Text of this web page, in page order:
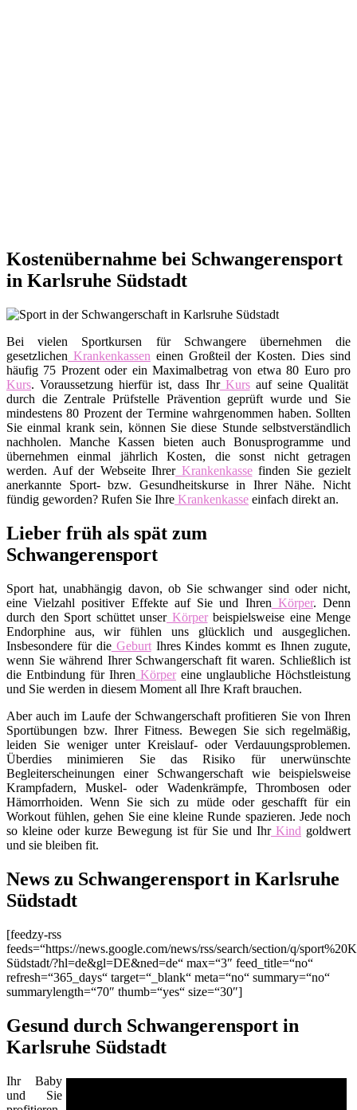
Kostenübernahme bei Schwangerensport
in Karlsruhe Südstadt
Bei vielen Sportkursen für Schwangere übernehmen die
gesetzlichen Krankenkassen einen Großteil der Kosten. Dies sind
häufig 75 Prozent oder ein Maximalbetrag von etwa 80 Euro pro
Kurs. Voraussetzung hierfür ist, dass IhrKursauf seine Qualität
durch die Zentrale Prüfstelle Prävention geprüft wurde und Sie
mindestens 80 Prozent der Termine wahrgenommen haben. Sollten
Sie einmal krank sein, können Sie diese Stunde selbstverständlich
nachholen. Manche Kassen bieten auch Bonusprogramme und
übernehmen einmal jährlich Kosten, die sonst nicht getragen
werden. Auf der Webseite IhrerKrankenkassefinden Sie gezielt
anerkannte Sport- bzw. Gesundheitskurse in Ihrer Nähe. Nicht
fündig geworden? Rufen Sie Ihre Krankenkasse einfach direkt an.
Lieber früh als spät zum
Schwangerensport
Sport hat, unabhängig davon, ob Sie schwanger sind oder nicht,
eine Vielzahl positiver Effekte auf Sie und Ihren Körper. Denn
durch den Sport schüttet unserKörperbeispielsweise eine Menge
Endorphine aus, wir fühlen uns glücklich und ausgeglichen.
Insbesondere für dieGeburtIhres Kindes kommt es Ihnen zugute,
wenn Sie während Ihrer Schwangerschaft fit waren. Schließlich ist
die Entbindung für Ihren Körpereine unglaubliche Höchstleistung
und Sie werden in diesem Moment all Ihre Kraft brauchen.
Aber auch im Laufe der Schwangerschaft profitieren Sie von Ihren
Sportübungen bzw. Ihrer Fitness. Bewegen Sie sich regelmäßig,
leiden Sie weniger unter Kreislauf- oder Verdauungsproblemen.
Überdies minimieren Sie das Risiko für unerwünschte
Begleiterscheinungen einer Schwangerschaft wie beispielsweise
Krampfadern, Muskel- oder Wadenkrämpfe, Thrombosen oder
Hämorrhoiden. Wenn Sie sich zu müde oder geschafft für ein
Workout fühlen, gehen Sie eine kleine Runde spazieren. Jede noch
so kleine oder kurze Bewegung ist für Sie und IhrKind goldwert
und sie bleiben fit.
News zu Schwangerensport in Karlsruhe
Südstadt
[feedzy-rss
feeds=“https://news.google.com/news/rss/search/section/q/
Südstadt/?hl=de&gl=DE&ned=de“ max=“3″ feed_title=“no“
refresh=“365_days“ target=“_blank“ meta=“no“ summary=“no“
summarylength=“70″ thumb=“yes“ size=“30″]
Gesund durch Schwangerensport in
Karlsruhe Südstadt
Ihr Baby
und Sie